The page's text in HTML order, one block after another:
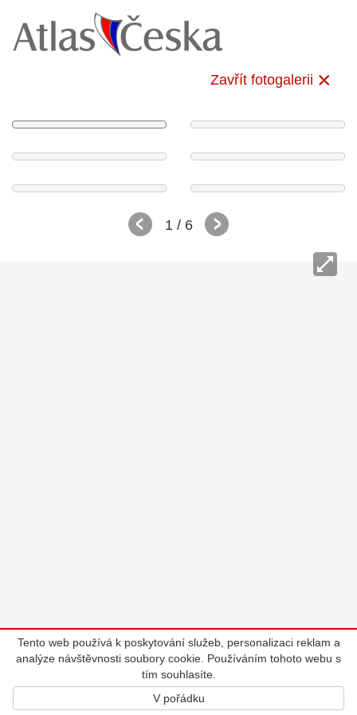
Zavřít fotogalerii
1/ 6
Tento web používá k poskytování služeb, personalizaci reklam a
analýze návštěvnosti soubory cookie. Používáním tohoto webu s
tím souhlasíte.
V pořádku